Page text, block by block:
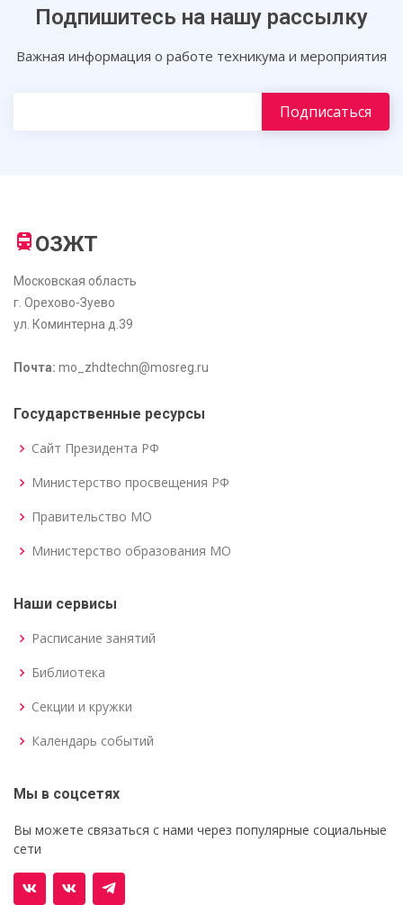
Подпишитесь на нашу рассылку
Важная информация о работе техникума и мероприятия
ОЗЖТ
Московская область
г. Орехово-Зуево
ул. Коминтерна д.39
Почта: mo_zhdtechn@mosreg.ru
Государственные ресурсы
Сайт Президента РФ
Министерство просвещения РФ
Правительство МО
Министерство образования МО
Наши сервисы
Расписание занятий
Библиотека
Секции и кружки
Календарь событий
Мы в соцсетях
Вы можете связаться с нами через популярные социальные
сети